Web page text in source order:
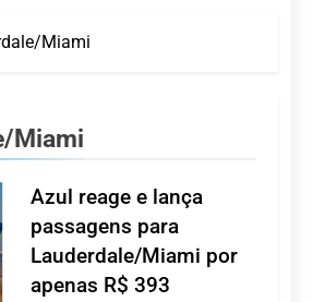
de operação do
5 De Agosto De 2026
em dezembro
5 De Agosto De 2026
Turismo na Serra
Salto Caveiras atrai
novos investimentos e
fortalece infraestrutura
5 De Agosto De 2026
Toda a Europa em Um
Só Lugar: Descubra as
Atrações do Parque
Mini-Europe
4 De Agosto De 2026
Por Dentro do Atomium:
Miami
Miami
Azul reage e lança
passagens para
Lauderdale/Miami por
apenas R$ 393